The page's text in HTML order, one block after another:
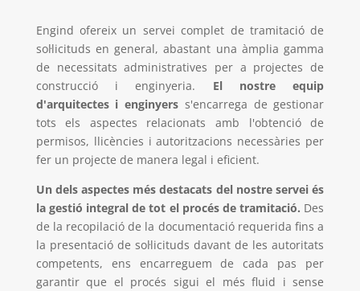
Engind ofereix un servei complet de tramitació de
sol·licituds en general, abastant una àmplia gamma
de necessitats administratives per a projectes de
construcció i enginyeria. El nostre equip
d'arquitectes i enginyers s'encarrega de gestionar
tots els aspectes relacionats amb l'obtenció de
permisos, llicències i autoritzacions necessàries per
fer un projecte de manera legal i eficient.
Un dels aspectes més destacats del nostre servei és
la gestió integral de tot el procés de tramitació. Des
de la recopilació de la documentació requerida fins a
la presentació de sol·licituds davant de les autoritats
competents, ens encarreguem de cada pas per
garantir que el procés sigui el més fluid i sense